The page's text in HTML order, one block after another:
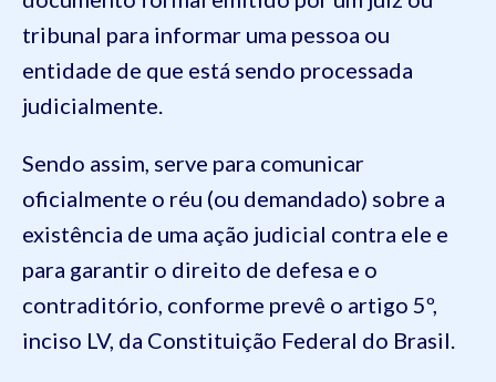
tribunal para informar uma pessoa ou
entidade de que está sendo processada
judicialmente.
Sendo assim, serve para comunicar
oficialmente o réu (ou demandado) sobre a
existência de uma ação judicial contra ele e
para garantir o direito de defesa e o
contraditório, conforme prevê o artigo 5º,
inciso LV, da Constituição Federal do Brasil.